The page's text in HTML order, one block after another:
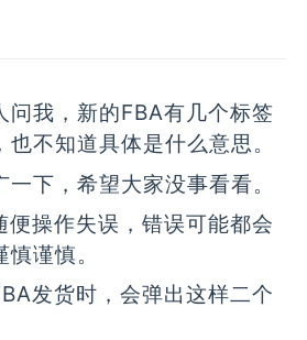
问我，新的FBA有几个标签
不知道具体是什么意思。
下，希望大家没事看看。
便操作失误，错误可能都会
谨慎。
发货时，会弹出这样二个